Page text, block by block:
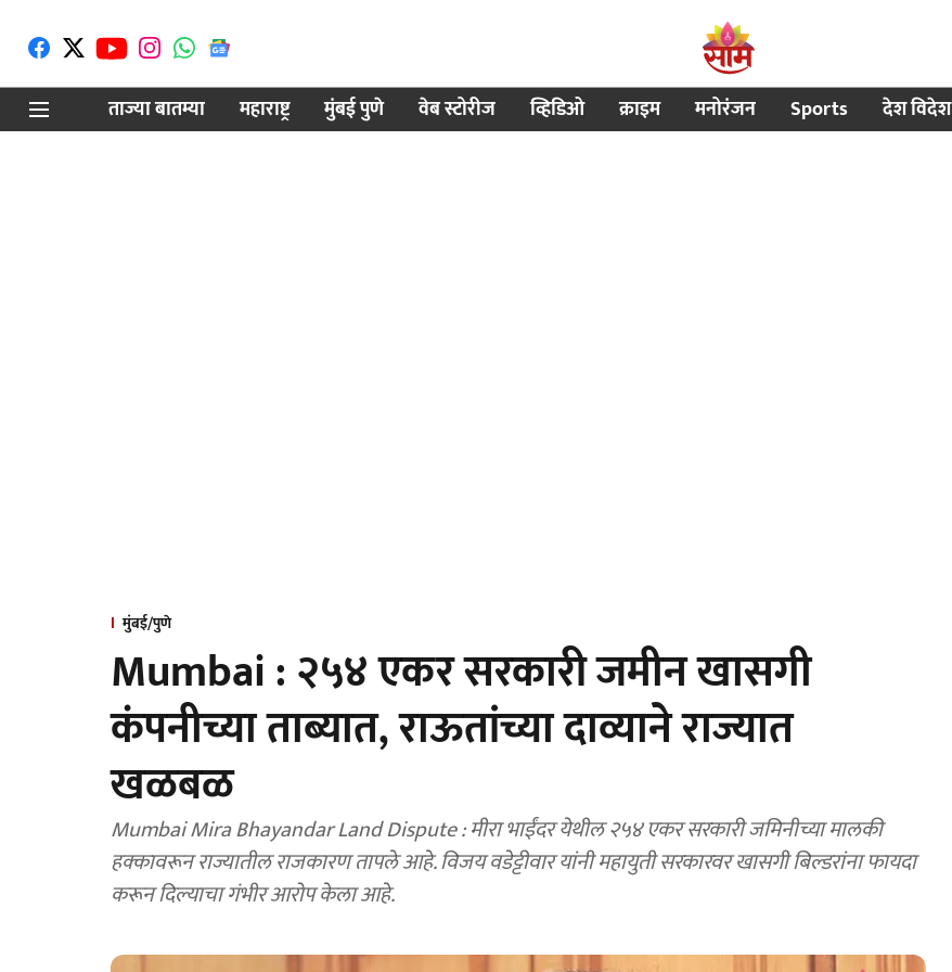
ताज्या बातम्या
महाराष्ट्र मुंबई पुणे वेब स्टोरीज व्हिडिओ क्राइम मनोरंजन Sports देश विदेश
मुंबई/पुणे
Mumbai : २५४ एकर सरकारी जमीन खासगी
कंपनीच्या ताब्यात, राऊतांच्या दाव्याने राज्यात
खळबळ
Mumbai Mira Bhayandar Land Dispute : मीरा भाईंदर येथील २५४ एकर सरकारी जमिनीच्या मालकी
हक्कावरून राज्यातील राजकारण तापले आहे. विजय वडेट्टीवार यांनी महायुती सरकारवर खासगी बिल्डरांना फायदा
करून दिल्याचा गंभीर आरोप केला आहे.